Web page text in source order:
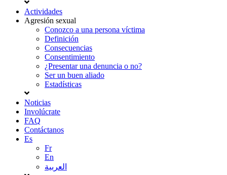
Actividades
Agresión sexual
Conozco a una persona víctima
Definición
Consecuencias
Consentimiento
¿Presentar una denuncia o no?
Ser un buen aliado
Estadísticas
Noticias
Involúcrate
FAQ
Contáctanos
Es
Fr
En
العربية